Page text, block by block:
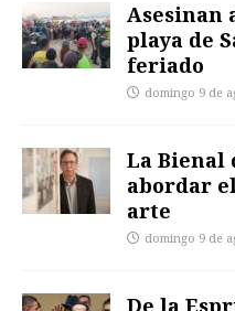
Asesinan
playa de
feriado
domingo 9 de
La Bienal
abordar
arte
domingo 9 de